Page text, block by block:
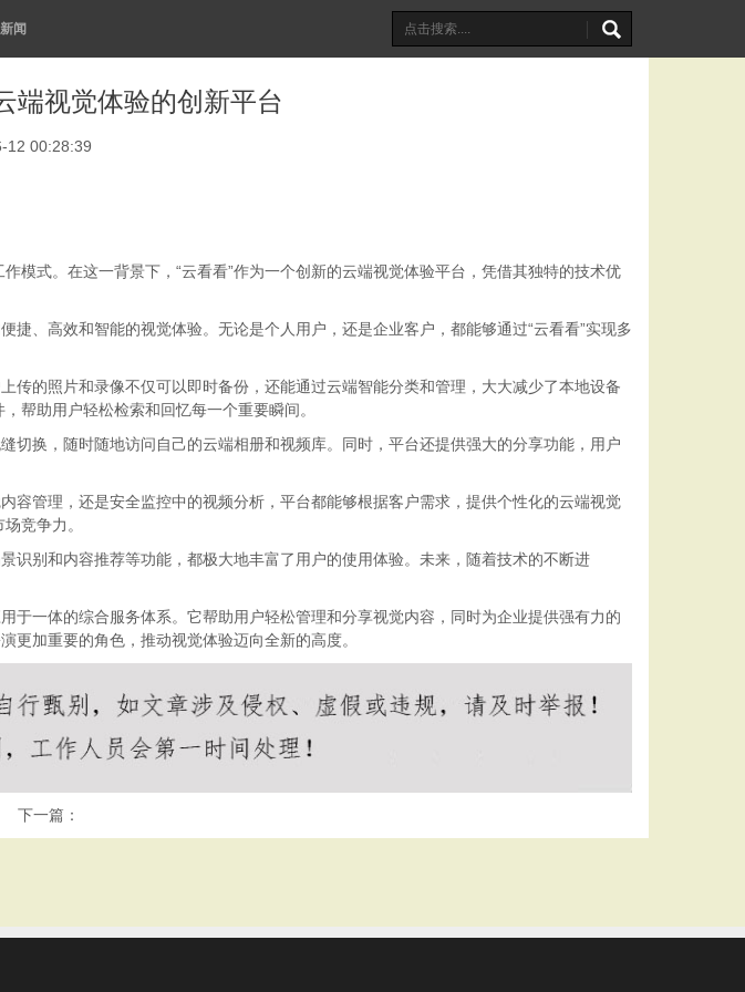
闻
视觉体验的创新平台
12 00:28:39
模式。在这一背景下，“云看看”作为一个创新的云端视觉体验平台，凭借其独特的技术优
、高效和智能的视觉体验。无论是个人用户，还是企业客户，都能够通过“云看看”实现多
传的照片和录像不仅可以即时备份，还能通过云端智能分类和管理，大大减少了本地设备
帮助用户轻松检索和回忆每一个重要瞬间。
切换，随时随地访问自己的云端相册和视频库。同时，平台还提供强大的分享功能，用户
容管理，还是安全监控中的视频分析，平台都能够根据客户需求，提供个性化的云端视觉
竞争力。
识别和内容推荐等功能，都极大地丰富了用户的使用体验。未来，随着技术的不断进
于一体的综合服务体系。它帮助用户轻松管理和分享视觉内容，同时为企业提供强有力的
更加重要的角色，推动视觉体验迈向全新的高度。
下一篇：